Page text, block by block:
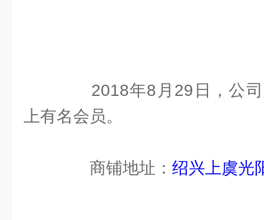
2018年8月29日，公司
上有名会员。
商铺地址： 绍兴上虞光